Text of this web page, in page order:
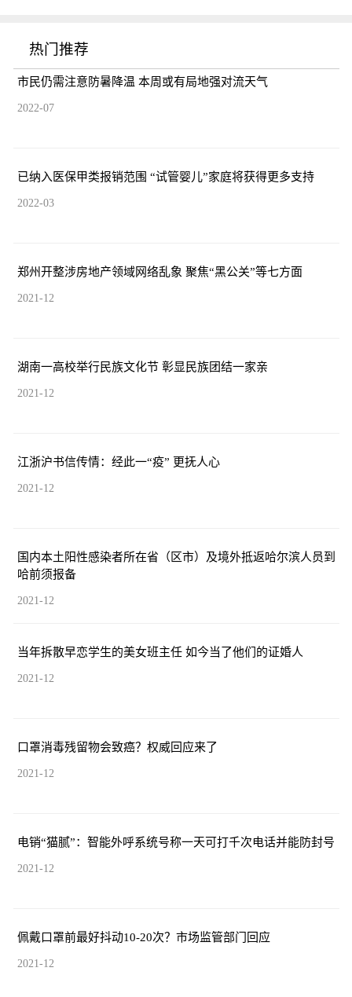
热门推荐
市民仍需注意防暑降温 本周或有局地强对流天气
2022-07
已纳入医保甲类报销范围 “试管婴儿”家庭将获得更多支持
2022-03
郑州开整涉房地产领域网络乱象 聚焦“黑公关”等七方面
2021-12
湖南一高校举行民族文化节 彰显民族团结一家亲
2021-12
江浙沪书信传情：经此一“疫” 更抚人心
2021-12
国内本土阳性感染者所在省（区市）及境外抵返哈尔滨人员到
哈前须报备
2021-12
当年拆散早恋学生的美女班主任 如今当了他们的证婚人
2021-12
口罩消毒残留物会致癌？权威回应来了
2021-12
电销“猫腻”：智能外呼系统号称一天可打千次电话并能防封号
2021-12
佩戴口罩前最好抖动10-20次？市场监管部门回应
2021-12